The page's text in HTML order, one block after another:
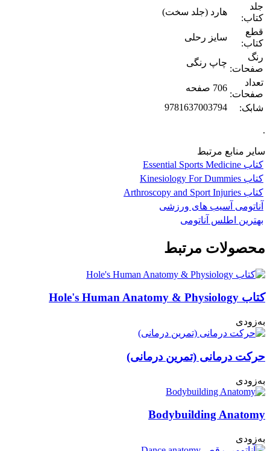
جلد
کتاب:
هارد (جلد سخت)
قطع
کتاب:
سایز رحلی
رنگ
صفحات:
چاپ رنگی
تعداد
صفحات:
706 صفحه
شابک:
9781637003794
.
سایر منابع مرتبط
کتاب Essential Sports Medicine
کتاب Kinesiology For Dummies
کتاب Arthroscopy and Sport Injuries
آناتومی آسیب های ورزشی
بهترین اطلس آناتومی
محصولات مرتبط
کتاب Hole's Human Anatomy & Physiology
به‌زودی
حرکت درمانی (تمرین درمانی)
به‌زودی
Bodybuilding Anatomy
به‌زودی